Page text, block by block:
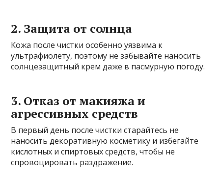
2. Защита от солнца
Кожа после чистки особенно уязвима к
ультрафиолету, поэтому не забывайте наносить
солнцезащитный крем даже в пасмурную погоду.
3. Отказ от макияжа и
агрессивных средств
В первый день после чистки старайтесь не
наносить декоративную косметику и избегайте
кислотных и спиртовых средств, чтобы не
спровоцировать раздражение.